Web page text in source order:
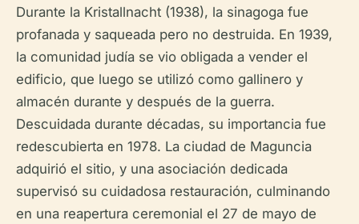
Durante la Kristallnacht (1938), la sinagoga fue
profanada y saqueada pero no destruida. En 1939,
la comunidad judía se vio obligada a vender el
edificio, que luego se utilizó como gallinero y
almacén durante y después de la guerra.
Descuidada durante décadas, su importancia fue
redescubierta en 1978. La ciudad de Maguncia
adquirió el sitio, y una asociación dedicada
supervisó su cuidadosa restauración, culminando
en una reapertura ceremonial el 27 de mayo de